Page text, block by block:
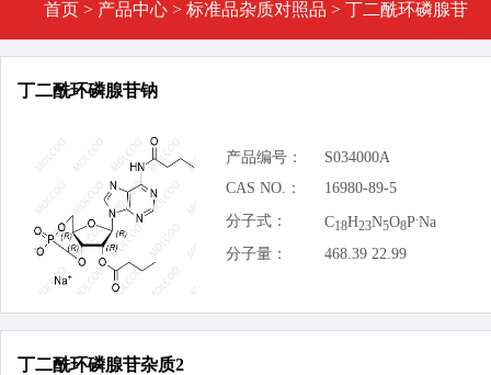
首页 > 产品中心 > 标准品杂质对照品 > 丁二酰环磷腺苷
丁二酰环磷腺苷钠
产品编号：
S034000A
CAS NO.：
16980-89-5
分子式：
C18H23N5O8P.Na
分子量：
468.39 22.99
丁二酰环磷腺苷杂质2